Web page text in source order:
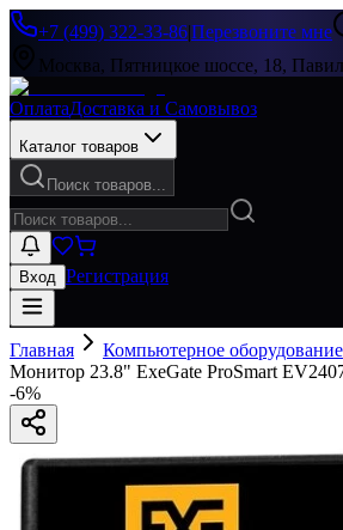
+7 (499) 322-33-86|Перезвоните мне
Москва, Пятницкое шоссе, 18,
ОплатаДоставка и Самовывоз
Каталог товаров
Поиск товаров...
Вход Регистрация
Главная Компьютерное оборудование
Монитор 23.8" ExeGate ProSmart
-6%